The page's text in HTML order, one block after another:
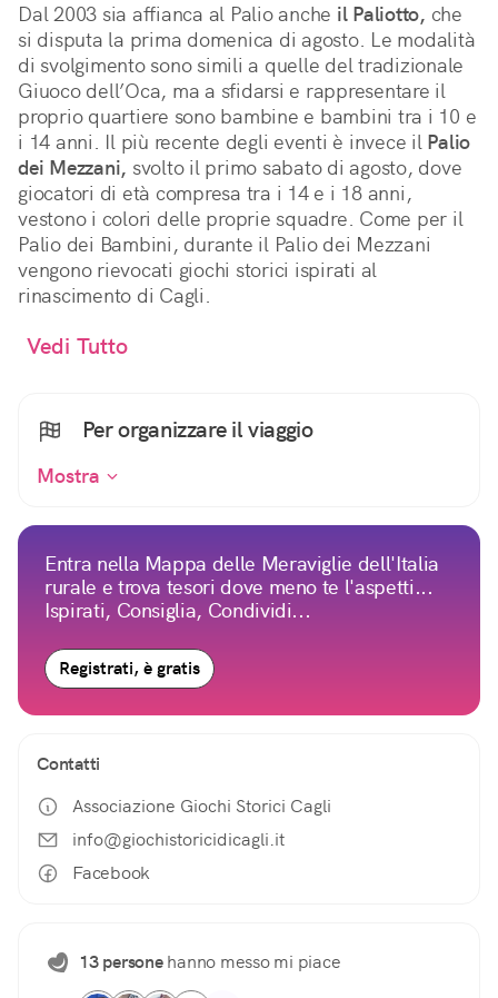
Dal 2003 sia affianca al Palio anche il Paliotto, che
si disputa la prima domenica di agosto. Le modalità
di svolgimento sono simili a quelle del tradizionale
Giuoco dell’Oca, ma a sfidarsi e rappresentare il
proprio quartiere sono bambine e bambini tra i 10 e
i 14 anni. Il più recente degli eventi è invece il Palio
dei Mezzani, svolto il primo sabato di agosto, dove
giocatori di età compresa tra i 14 e i 18 anni,
vestono i colori delle proprie squadre. Come per il
Palio dei Bambini, durante il Palio dei Mezzani
vengono rievocati giochi storici ispirati al
rinascimento di Cagli.
Vedi Tutto
Per organizzare il viaggio
Mostra
Entra nella Mappa delle Meraviglie dell'Italia
rurale e trova tesori dove meno te l'aspetti...
Ispirati, Consiglia, Condividi...
Registrati, è gratis
Contatti
Associazione Giochi Storici Cagli
info@giochistoricidicagli.it
Facebook
13 personehanno messo mi piace